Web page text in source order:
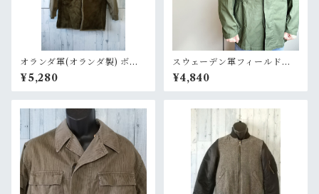
オランダ軍(オランダ製) ボア
ライニングコート デッドスト
ック RankA
¥5,280
スウェーデン軍フィールドジ
ャケット M59【DEADSTO
CK】RankA
¥4,840